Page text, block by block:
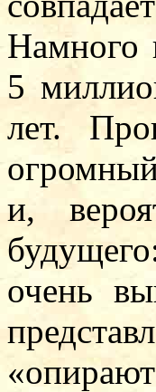
Намного
5
лет.
огромный
и,
очень